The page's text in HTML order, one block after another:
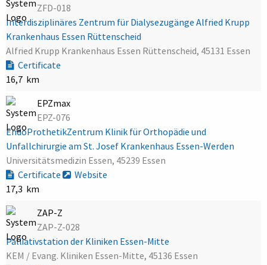
ZFD-018
Interdisziplinäres Zentrum für Dialysezugänge Alfried Krupp
Krankenhaus Essen Rüttenscheid
Alfried Krupp Krankenhaus Essen Rüttenscheid, 45131 Essen
Certificate
16,7 km
EPZmax
EPZ-076
EndoProthetikZentrum Klinik für Orthopädie und
Unfallchirurgie am St. Josef Krankenhaus Essen-Werden
Universitätsmedizin Essen, 45239 Essen
Certificate
Website
17,3 km
ZAP-Z
ZAP-Z-028
Palliativstation der Kliniken Essen-Mitte
KEM / Evang. Kliniken Essen-Mitte, 45136 Essen